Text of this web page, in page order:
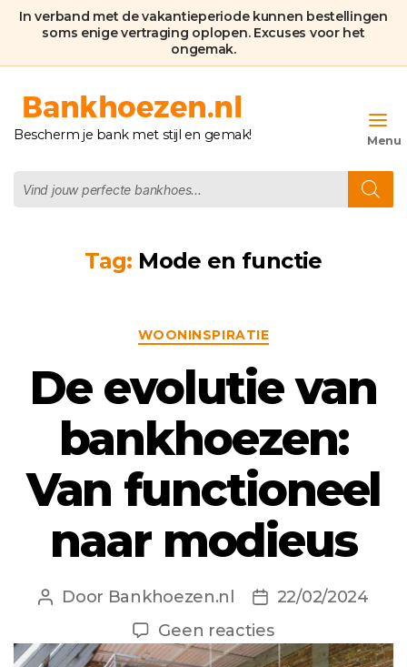
In verband met de vakantieperiode kunnen bestellingen
soms enige vertraging oplopen. Excuses voor het
ongemak.
Bankhoezen.nl
Bescherm je bank met stijl en gemak!
zoeken
Tag: Mode en functie
Categorieën
WOONINSPIRATIE
De evolutie van
bankhoezen:
Van functioneel
naar modieus
Berichtauteur
Door Bankhoezen.nl Berichtdatum
22/02/2024
Geen reactiesop
De